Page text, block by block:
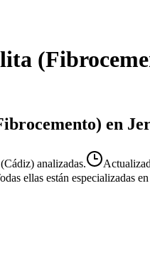
en
analizadas.
ellas están especializadas